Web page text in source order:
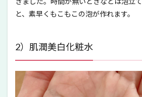
と、素早くもこもこの泡が作れます。
2）肌潤美白化粧水